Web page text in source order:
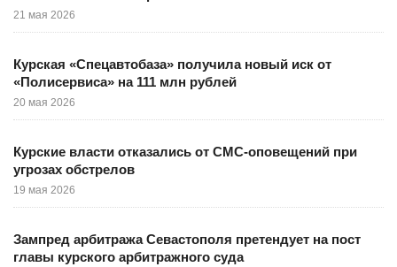
21 мая 2026
Курская «Спецавтобаза» получила новый иск от
«Полисервиса» на 111 млн рублей
20 мая 2026
Курские власти отказались от СМС-оповещений при
угрозах обстрелов
19 мая 2026
Зампред арбитража Севастополя претендует на пост
главы курского арбитражного суда